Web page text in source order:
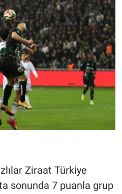
Ziraat Türkiye
sonunda 7 puanla grup